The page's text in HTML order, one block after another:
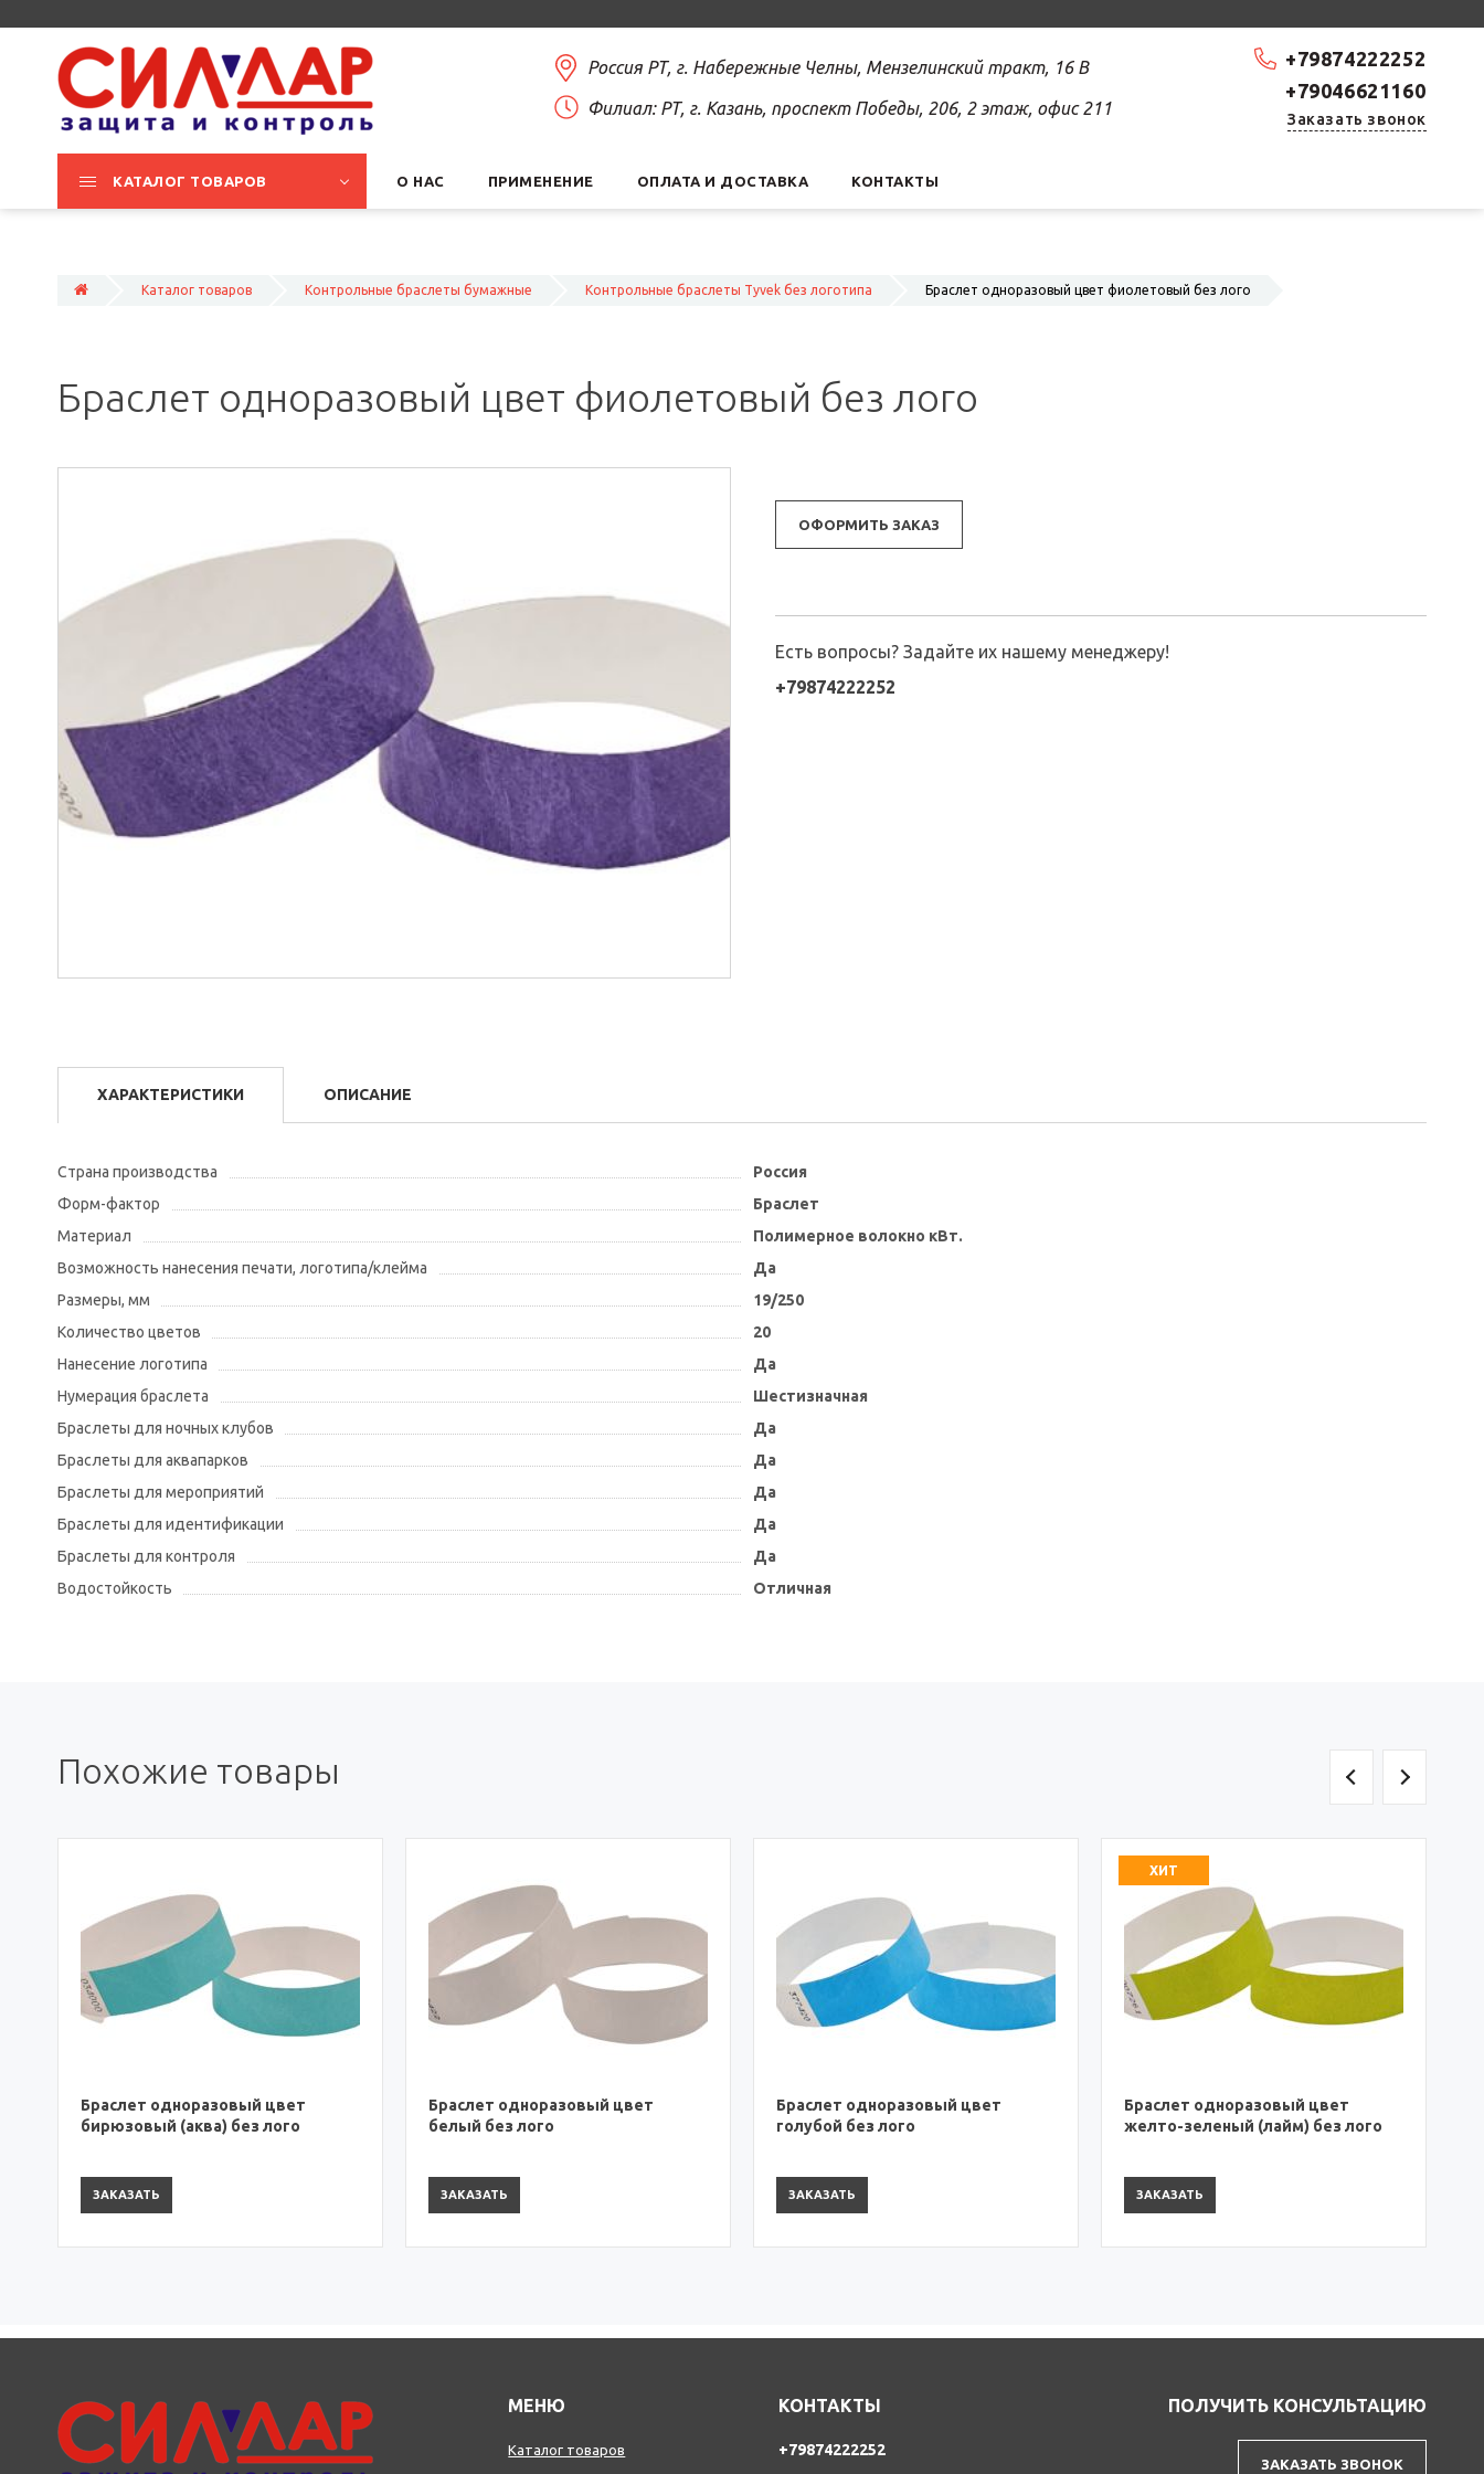
+79874222252
+79046621160
Заказать звонок
Россия РТ, г. Набережные Челны, Мензелинский тракт, 16 В
Филиал: РТ, г. Казань, проспект Победы, 206, 2 этаж, офис 211
КАТАЛОГ ТОВАРОВ О НАС ПРИМЕНЕНИЕ ОПЛАТА И ДОСТАВКА КОНТАКТЫ
Каталог товаров Контрольные браслеты бумажные Контрольные браслеты Tyvek без логотипа Браслет одноразовый цвет фиолетовый без лого
Браслет одноразовый цвет фиолетовый без лого
ОФОРМИТЬ ЗАКАЗ
Есть вопросы? Задайте их нашему менеджеру!
+79874222252
ХАРАКТЕРИСТИКИ ОПИСАНИЕ
Страна производства
Россия
Форм-фактор
Браслет
Материал
Полимерное волокно кВт.
Возможность нанесения печати, логотипа/клейма
Да
Размеры, мм
19/250
Количество цветов
20
Нанесение логотипа
Да
Нумерация браслета
Шестизначная
Браслеты для ночных клубов
Да
Браслеты для аквапарков
Да
Браслеты для мероприятий
Да
Браслеты для идентификации
Да
Браслеты для контроля
Да
Водостойкость
Отличная
Похожие товары
Браслет одноразовый цвет
белый без лого
ЗАКАЗАТЬ
Браслет одноразовый цвет
голубой без лого
ЗАКАЗАТЬ
Браслет одноразовый цвет
желто-зеленый (лайм) без лого
ЗАКАЗАТЬ
Браслет одноразовый цвет
желтый без лого
ЗАКАЗАТЬ
МЕНЮ
Каталог товаров
КОНТАКТЫ
+79874222252
ПОЛУЧИТЬ КОНСУЛЬТАЦИЮ
ЗАКАЗАТЬ ЗВОНОК